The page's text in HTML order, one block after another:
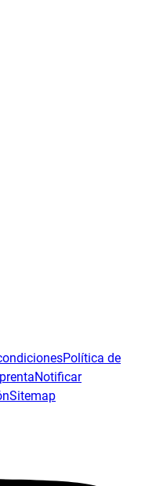
Política de
Notificar
Sitemap